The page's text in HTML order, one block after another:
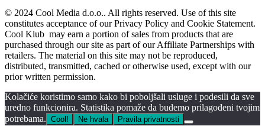
© 2024 Cool Media d.o.o.. All rights reserved. Use of this site
constitutes acceptance of our Privacy Policy and Cookie Statement.
Cool Klub may earn a portion of sales from products that are
purchased through our site as part of our Affiliate Partnerships with
retailers. The material on this site may not be reproduced,
distributed, transmitted, cached or otherwise used, except with our
prior written permission.
Kolačiće koristimo samo kako bi poboljšali usluge i podesili da sve
uredno funkcionira. Statistika pomaže da budemo prilagođeni tvojim
potrebama. Cool! Ne hvala Pravila privatnosti